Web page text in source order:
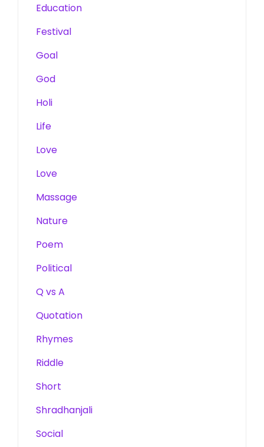
Education
Festival
Goal
God
Holi
Life
Love
Love
Massage
Nature
Poem
Political
Q vs A
Quotation
Rhymes
Riddle
Short
Shradhanjali
Social